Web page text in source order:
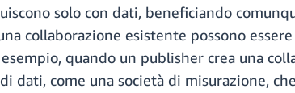
solo con dati, beneficiando
collaborazione esistente possono
quando un publisher crea una
dati, come una società di misurazione,